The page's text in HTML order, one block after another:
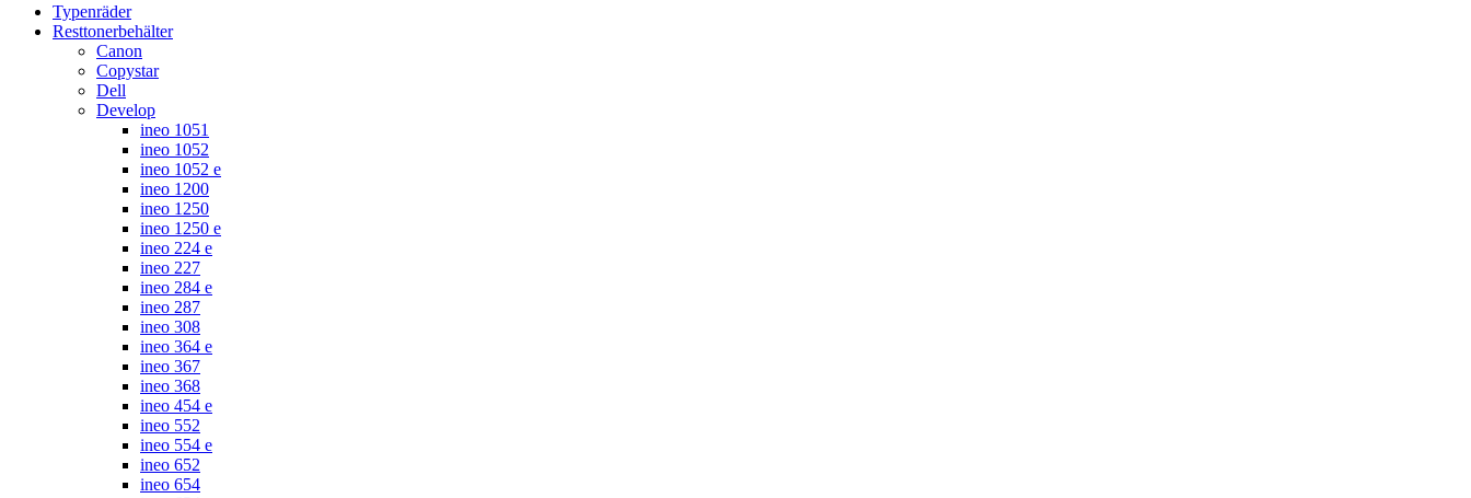
Typenräder
Resttonerbehälter
Canon
Copystar
Dell
Develop
ineo 1051
ineo 1052
ineo 1052 e
ineo 1200
ineo 1250
ineo 1250 e
ineo 224 e
ineo 227
ineo 284 e
ineo 287
ineo 308
ineo 364 e
ineo 367
ineo 368
ineo 454 e
ineo 552
ineo 554 e
ineo 652
ineo 654